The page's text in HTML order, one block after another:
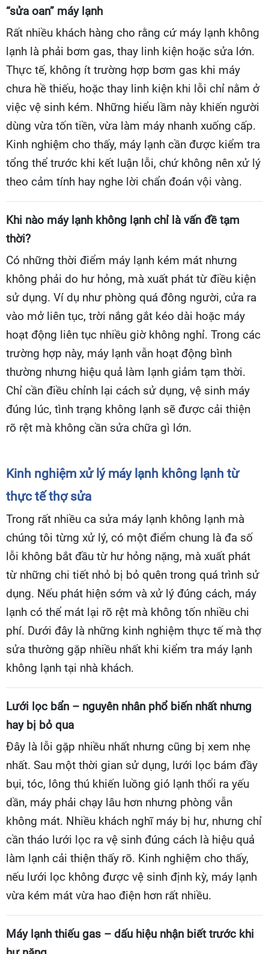
“sửa oan” máy lạnh
Rất nhiều khách hàng cho rằng cứ máy lạnh không
lạnh là phải bơm gas, thay linh kiện hoặc sửa lớn.
Thực tế, không ít trường hợp bơm gas khi máy
chưa hề thiếu, hoặc thay linh kiện khi lỗi chỉ nằm ở
việc vệ sinh kém. Những hiểu lầm này khiến người
dùng vừa tốn tiền, vừa làm máy nhanh xuống cấp.
Kinh nghiệm cho thấy, máy lạnh cần được kiểm tra
tổng thể trước khi kết luận lỗi, chứ không nên xử lý
theo cảm tính hay nghe lời chẩn đoán vội vàng.
Khi nào máy lạnh không lạnh chỉ là vấn đề tạm
thời?
Có những thời điểm máy lạnh kém mát nhưng
không phải do hư hỏng, mà xuất phát từ điều kiện
sử dụng. Ví dụ như phòng quá đông người, cửa ra
vào mở liên tục, trời nắng gắt kéo dài hoặc máy
hoạt động liên tục nhiều giờ không nghỉ. Trong các
trường hợp này, máy lạnh vẫn hoạt động bình
thường nhưng hiệu quả làm lạnh giảm tạm thời.
Chỉ cần điều chỉnh lại cách sử dụng, vệ sinh máy
đúng lúc, tình trạng không lạnh sẽ được cải thiện
rõ rệt mà không cần sửa chữa gì lớn.
Kinh nghiệm xử lý máy lạnh không lạnh từ
thực tế thợ sửa
Trong rất nhiều ca sửa máy lạnh không lạnh mà
chúng tôi từng xử lý, có một điểm chung là đa số
lỗi không bắt đầu từ hư hỏng nặng, mà xuất phát
từ những chi tiết nhỏ bị bỏ quên trong quá trình sử
dụng. Nếu phát hiện sớm và xử lý đúng cách, máy
lạnh có thể mát lại rõ rệt mà không tốn nhiều chi
phí. Dưới đây là những kinh nghiệm thực tế mà thợ
sửa thường gặp nhiều nhất khi kiểm tra máy lạnh
không lạnh tại nhà khách.
Lưới lọc bẩn – nguyên nhân phổ biến nhất nhưng
hay bị bỏ qua
Đây là lỗi gặp nhiều nhất nhưng cũng bị xem nhẹ
nhất. Sau một thời gian sử dụng, lưới lọc bám đầy
bụi, tóc, lông thú khiến luồng gió lạnh thổi ra yếu
dần, máy phải chạy lâu hơn nhưng phòng vẫn
không mát. Nhiều khách nghĩ máy bị hư, nhưng chỉ
cần tháo lưới lọc ra vệ sinh đúng cách là hiệu quả
làm lạnh cải thiện thấy rõ. Kinh nghiệm cho thấy,
nếu lưới lọc không được vệ sinh định kỳ, máy lạnh
vừa kém mát vừa hao điện hơn rất nhiều.
Máy lạnh thiếu gas – dấu hiệu nhận biết trước khi